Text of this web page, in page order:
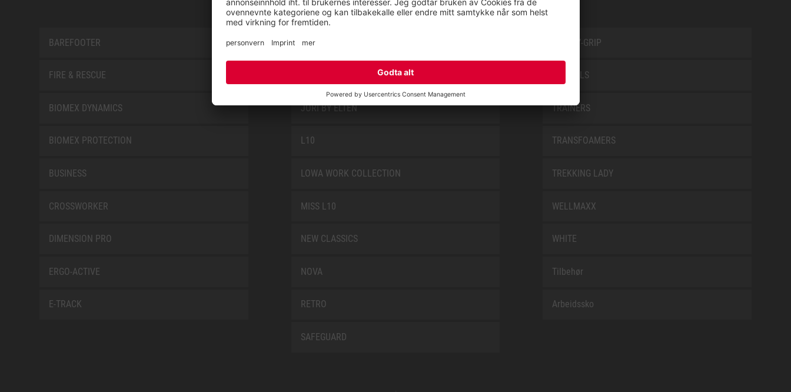
BAREFOOTER
FIRE & RESCUE
BIOMEX DYNAMICS
BIOMEX PROTECTION
BUSINESS
CROSSWORKER
DIMENSION PRO
ERGO-ACTIVE
E-TRACK
FIRE & RESCUE
JORI BY ELTEN
L10
LOWA WORK COLLECTION
MISS L10
NEW CLASSICS
NOVA
RETRO
SAFEGUARD
SAFETY-GRIP
SPECIALS
TRAINERS
TRANSFOAMERS
TREKKING LADY
WELLMAXX
WHITE
Tilbehør
Arbeidssko